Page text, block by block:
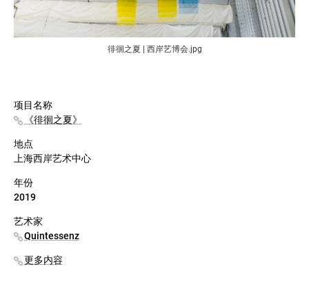
徘徊之夏 | 西岸艺博会.jpg
项目名称
《徘徊之夏》
地点
上海西岸艺术中心
年份
2019
艺术家
Quintessenz
更多内容